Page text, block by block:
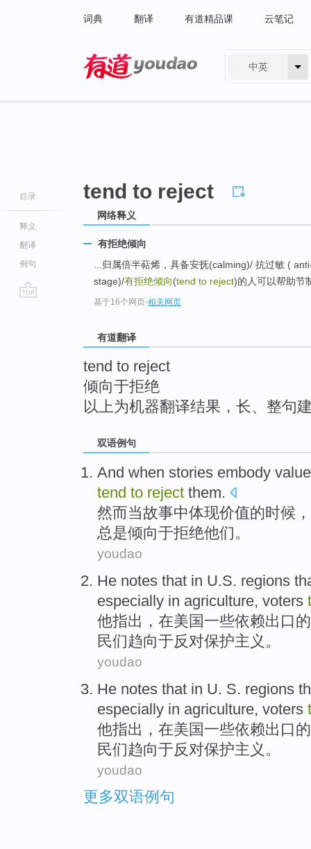
词典 翻译 有道精品课 云笔记
中英
目录
释义
翻译
例句
tend to reject
网络释义
有拒绝倾向
...归属倍半萜烯，具备安抚(calming)/ 抗过敏 (
stage)/有拒绝倾向(tend to reject)的人可以帮助节
基于16个网页-相关网页
有道翻译
tend to reject
倾向于拒绝
以上为机器翻译结果，长、整句
双语例句
And when stories embody
tend to reject them.
然而当故事中体现价值的时候，
总是倾向于拒绝他们。
youdao
He notes that in U.S. regions
especially in agriculture, voters
他指出 ， 在美国一些依赖出口的
民们趋向于反对保护主义。
youdao
He notes that in U. S. regions
especially in agriculture, voters
他指出 ， 在美国一些依赖出口的
民们趋向于反对保护主义。
youdao
更多双语例句